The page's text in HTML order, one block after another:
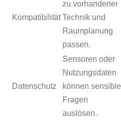
Kompatibilität
zu vorhandener
Technik und
Raumplanung
passen.
Datenschutz
Sensoren oder
Nutzungsdaten
können sensible
Fragen
auslösen.